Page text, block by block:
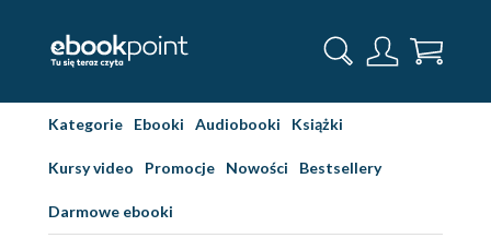
Kategorie Ebooki Audiobooki Książki
Kursy video Promocje Nowości Bestsellery
Darmowe ebooki